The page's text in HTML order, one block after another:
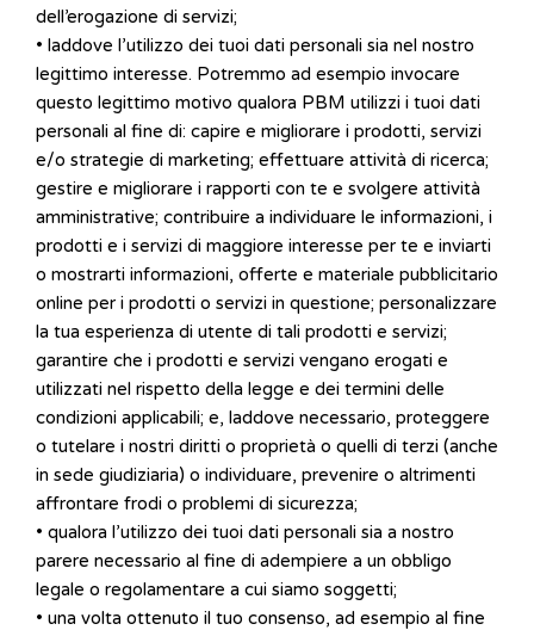
dell’erogazione di servizi;
• laddove l’utilizzo dei tuoi dati personali sia nel nostro
legittimo interesse. Potremmo ad esempio invocare
questo legittimo motivo qualora PBM utilizzi i tuoi dati
personali al fine di: capire e migliorare i prodotti, servizi
e/o strategie di marketing; effettuare attività di ricerca;
gestire e migliorare i rapporti con te e svolgere attività
amministrative; contribuire a individuare le informazioni, i
prodotti e i servizi di maggiore interesse per te e inviarti
o mostrarti informazioni, offerte e materiale pubblicitario
online per i prodotti o servizi in questione; personalizzare
la tua esperienza di utente di tali prodotti e servizi;
garantire che i prodotti e servizi vengano erogati e
utilizzati nel rispetto della legge e dei termini delle
condizioni applicabili; e, laddove necessario, proteggere
o tutelare i nostri diritti o proprietà o quelli di terzi (anche
in sede giudiziaria) o individuare, prevenire o altrimenti
affrontare frodi o problemi di sicurezza;
• qualora l’utilizzo dei tuoi dati personali sia a nostro
parere necessario al fine di adempiere a un obbligo
legale o regolamentare a cui siamo soggetti;
• una volta ottenuto il tuo consenso, ad esempio al fine